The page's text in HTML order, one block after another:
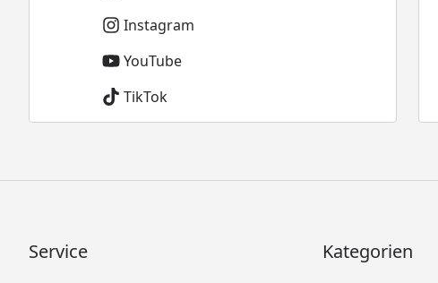
Instagram
YouTube
TikTok
Service Kategorien